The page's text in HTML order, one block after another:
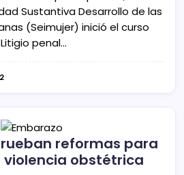
Sustantiva Desarrollo de las
(Seimujer) inició el curso
penal…
reformas para
obstétrica